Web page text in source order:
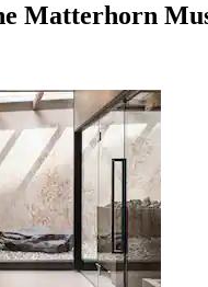
Matterhorn